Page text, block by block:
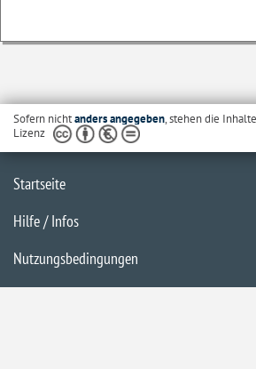
Sofern nichtanders angegeben, stehen die
Lizenz
Startseite
Hilfe / Infos
Nutzungsbedingungen